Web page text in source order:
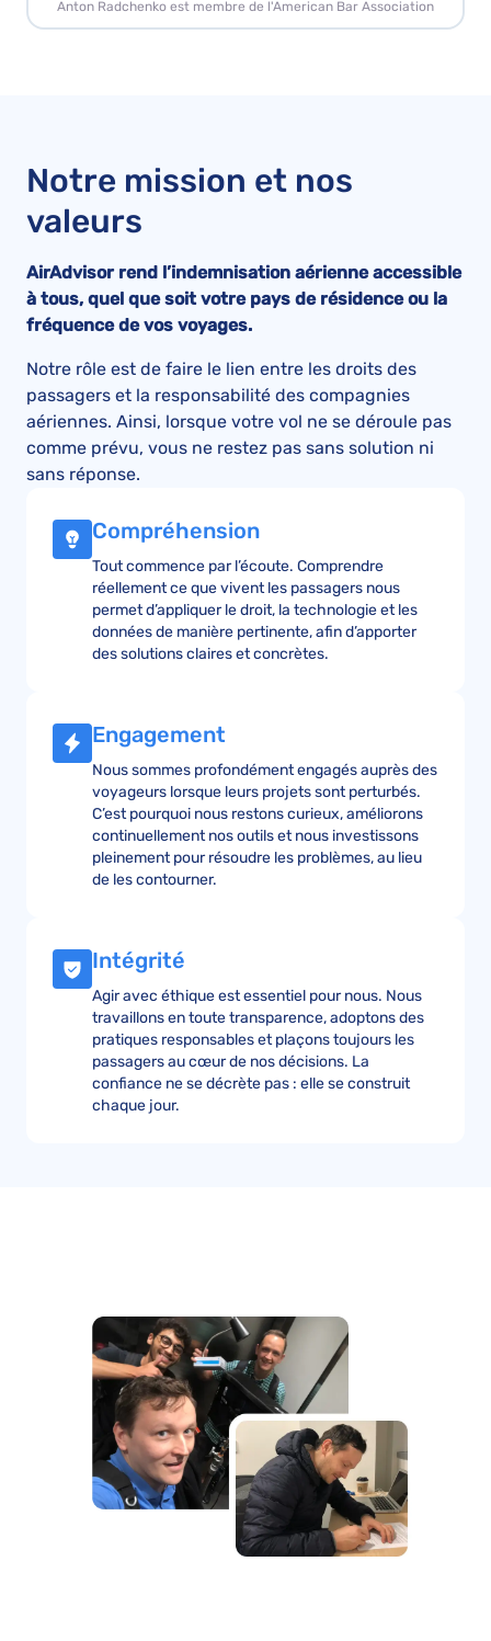
Anton Radchenko est membre de l'American Bar Association
Notre mission et nos
valeurs
AirAdvisor rend l’indemnisation aérienne accessible
à tous, quel que soit votre pays de résidence ou la
fréquence de vos voyages.
Notre rôle est de faire le lien entre les droits des
passagers et la responsabilité des compagnies
aériennes. Ainsi, lorsque votre vol ne se déroule pas
comme prévu, vous ne restez pas sans solution ni
sans réponse.
Compréhension
Tout commence par l’écoute. Comprendre
réellement ce que vivent les passagers nous
permet d’appliquer le droit, la technologie et les
données de manière pertinente, afin d’apporter
des solutions claires et concrètes.
Engagement
Nous sommes profondément engagés auprès des
voyageurs lorsque leurs projets sont perturbés.
C’est pourquoi nous restons curieux, améliorons
continuellement nos outils et nous investissons
pleinement pour résoudre les problèmes, au lieu
de les contourner.
Intégrité
Agir avec éthique est essentiel pour nous. Nous
travaillons en toute transparence, adoptons des
pratiques responsables et plaçons toujours les
passagers au cœur de nos décisions. La
confiance ne se décrète pas : elle se construit
chaque jour.